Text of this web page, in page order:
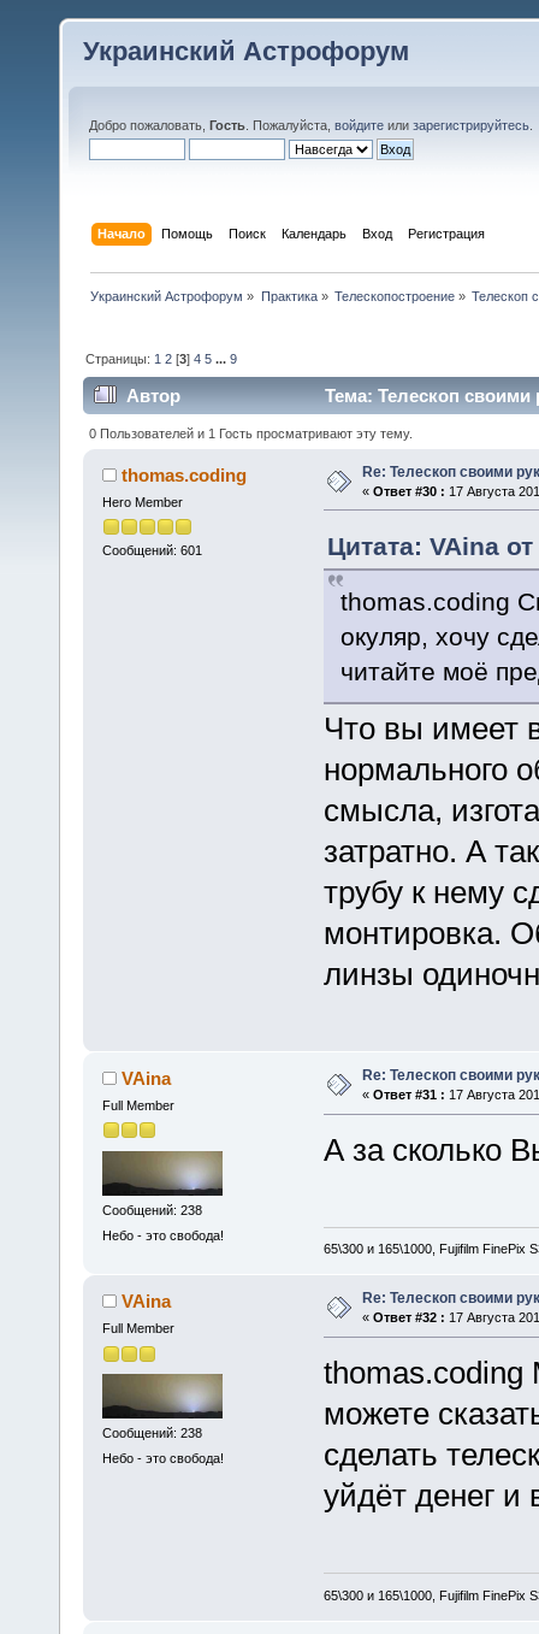
Украинский Астрофорум
Добро пожаловать, Гость . Пожалуйста, войдите или зарегистрируйтесь
Начало Помощь Поиск Календарь Вход Регистрация
Украинский Астрофорум » Практика» Телескопостроение» Телескоп
Страницы: 1 2 [3]4 5 ...9
Автор Тема: Телескоп своими
0 Пользователей и 1 Гость просматривают эту тему.
thomas.coding
Hero Member
Сообщений: 601
Re: Телескоп своими
« Ответ #30 : 17 Августа
Цитата: VAina
thomas.coding
окуляр, хочу
читайте моё
Что вы имеет
нормального
смысла,
затратно. А
трубу к нему
монтировка.
линзы
VAina
Full Member
Сообщений: 238
Небо - это свобода!
Re: Телескоп своими
« Ответ #31 : 17 Августа
А за сколько
65\300 и 165\1000, Fujifilm FinePix
VAina
Full Member
Сообщений: 238
Небо - это свобода!
Re: Телескоп своими
« Ответ #32 : 17 Августа
thomas.coding
можете
сделать
уйдёт денег
65\300 и 165\1000, Fujifilm FinePix